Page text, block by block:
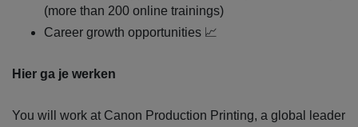
(more than 200 online trainings)
Career growth opportunities 📈
Hier ga je werken
You will work at Canon Production Printing, a global leader